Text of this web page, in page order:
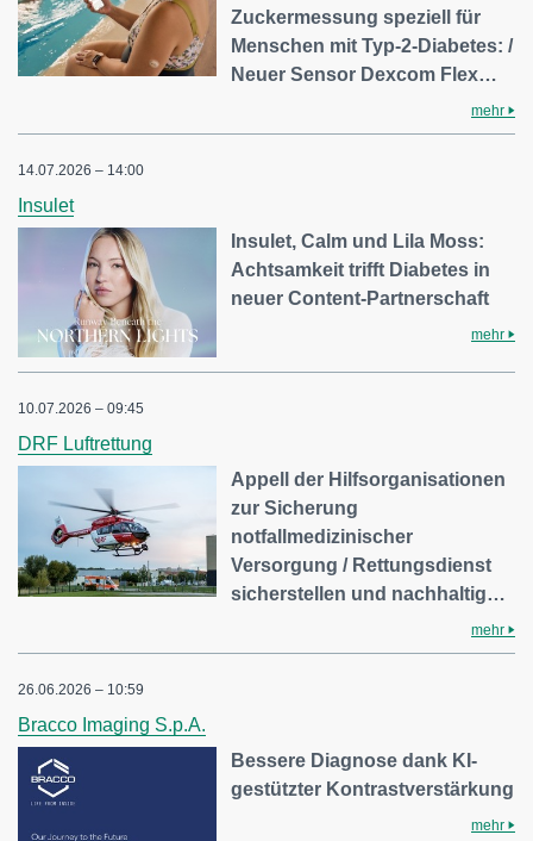
Zuckermessung speziell für
Menschen mit Typ-2-Diabetes: /
Neuer Sensor Dexcom Flex…
mehr
14.07.2026 – 14:00
Insulet
Insulet, Calm und Lila Moss:
Achtsamkeit trifft Diabetes in
neuer Content-Partnerschaft
mehr
10.07.2026 – 09:45
DRF Luftrettung
Appell der Hilfsorganisationen
zur Sicherung
notfallmedizinischer
Versorgung / Rettungsdienst
sicherstellen und nachhaltig…
mehr
26.06.2026 – 10:59
Bracco Imaging S.p.A.
Bessere Diagnose dank KI-
gestützter Kontrastverstärkung
mehr